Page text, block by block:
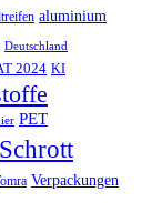
aluminium
Deutschland
2024 KI
PET
Schrott
Verpackungen